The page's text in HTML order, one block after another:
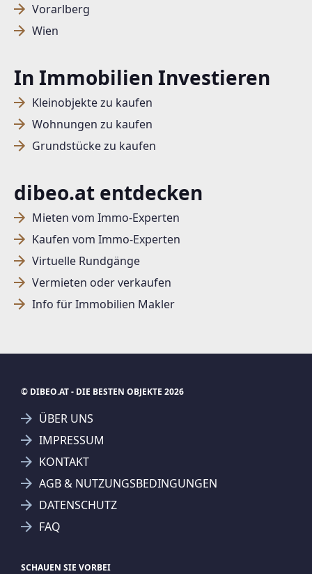
Vorarlberg
Wien
In Immobilien Investieren
Kleinobjekte zu kaufen
Wohnungen zu kaufen
Grundstücke zu kaufen
dibeo.at entdecken
Mieten vom Immo-Experten
Kaufen vom Immo-Experten
Virtuelle Rundgänge
Vermieten oder verkaufen
Info für Immobilien Makler
© DIBEO.AT - DIE BESTEN OBJEKTE 2026
ÜBER UNS
IMPRESSUM
KONTAKT
AGB & NUTZUNGSBEDINGUNGEN
DATENSCHUTZ
FAQ
SCHAUEN SIE VORBEI